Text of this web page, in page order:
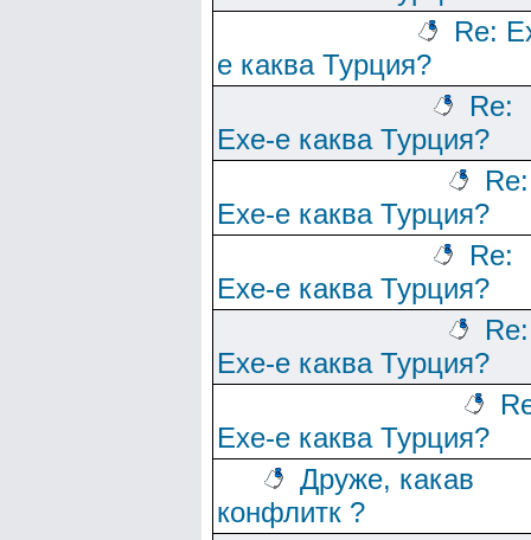
Re:
е каква Турция?
Re:
Ехе-е каква Турция?
Re:
Ехе-е каква Турция?
Re:
Ехе-е каква Турция?
Re:
Ехе-е каква Турция?
Ехе-е каква Турция?
Друже, какав
конфлитк ?